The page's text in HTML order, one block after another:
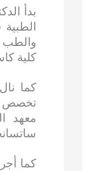
بدأ
والطب
كلية
كما
تخصص
كما